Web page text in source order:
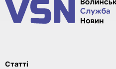
Статті